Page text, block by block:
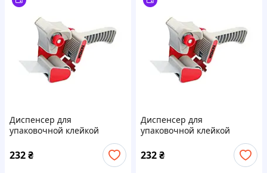
Диспенсер для
упаковочной клейкой
ленты (скотчу) WOKIN WK-
653001
232₴
Диспенсер для
упаковочной клейкой
ленты (скотчу) WOKIN WK-
653001
232₴